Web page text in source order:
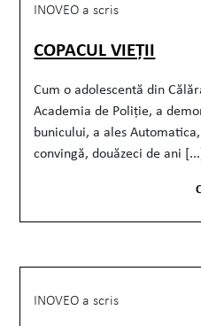
INOVEO a scris
COPACUL VIEȚII
Cum o adolescentă din
Academia de Poliție, a
bunicului, a ales
convingă, douăzeci de ani
INOVEO a scris